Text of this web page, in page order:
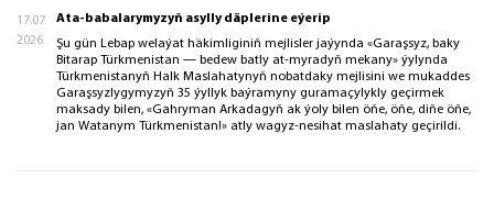
17.07
2026
Ata-babalarymyzyň asylly däplerine eýerip
Şu gün Lebap welaýat häkimliginiň mejlisler jaýynda «Garaşsyz, baky
Bitarap Türkmenistan — bedew batly at-myradyň mekany» ýylynda
Türkmenistanyň Halk Maslahatynyň nobatdaky mejlisini we mukaddes
Garaşsyzlygymyzyň 35 ýyllyk baýramyny guramaçylykly geçirmek
maksady bilen, «Gahryman Arkadagyň ak ýoly bilen öňe, öňe, diňe öňe,
jan Watanym Türkmenistan!» atly wagyz-nesihat maslahaty geçirildi.